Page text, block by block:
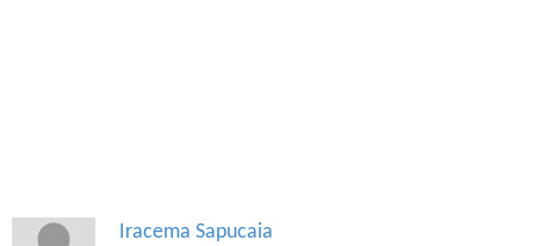
Iracema Sapucaia